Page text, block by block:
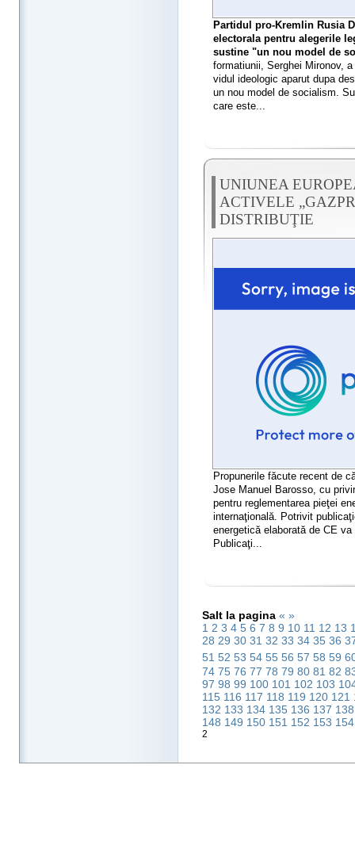
Partidul pro-Kremlin Rusia
electorala pentru alegerile
sustine "un nou model de
formatiunii, Serghei Mironov,
vidul ideologic aparut dupa
un nou model de socialism.
care este...
UNIUNEA
ACTIVELE
DISTRIBUŢIE
Propunerile făcute recent de
Jose Manuel Barosso, cu
pentru reglementarea pieţei
internaţională. Potrivit
energetică elaborată de CE
Publicaţi...
Salt la pagina « »
1 2 3 4 5 6 7 8 9 10 11 12 13
28 29 30 31 32 33 34 35 36
51 52 53 54 55 56 57 58 59
74 75 76 77 78 79 80 81 82
97 98 99 100 101 102 103
115 116 117 118 119 120 121
132 133 134 135 136 137
148 149 150 151 152 153
2